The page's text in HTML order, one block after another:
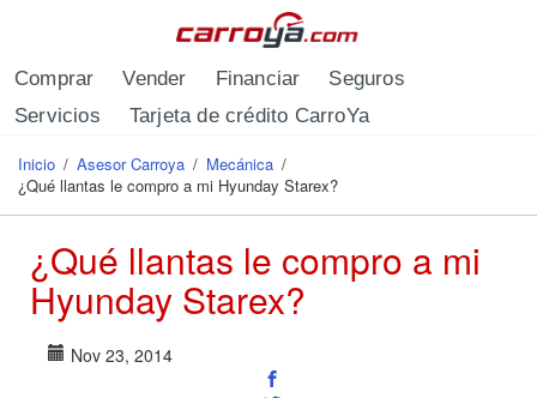
Comprar Vender Financiar
Seguros
Servicios
Tarjeta de crédito CarroYa
Se encuentra usted aquí
Inicio / Asesor Carroya / Mecánica /
¿Qué llantas le compro a mi Hyunday Starex?
¿Qué llantas le compro a mi
Hyunday Starex?
Nov 23, 2014